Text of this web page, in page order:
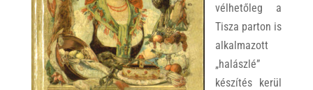
vélhetőleg a
Tisza parton is
alkalmazott
„halászlé”
készítés kerül